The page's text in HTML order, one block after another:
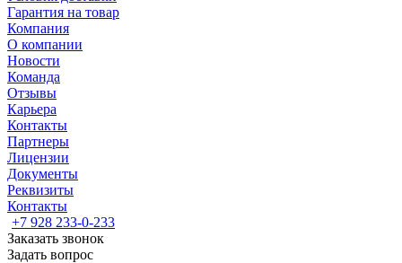
Гарантия на товар
Компания
О компании
Новости
Команда
Отзывы
Карьера
Контакты
Партнеры
Лицензии
Документы
Реквизиты
Контакты
+7 928 233-0-233
Заказать звонок
Задать вопрос